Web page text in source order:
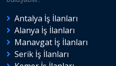
Antalya İş İlanları
Alanya İş İlanları
Manavgat İş İlanları
Serik İş İlanları